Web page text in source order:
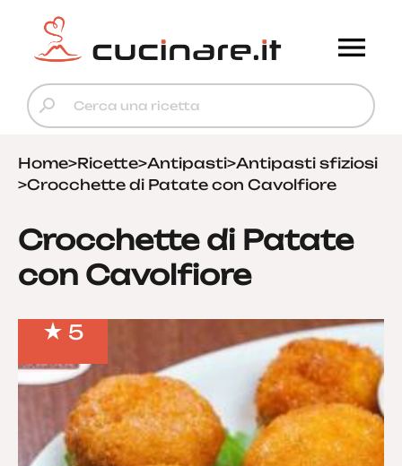
Home>Ricette>Antipasti>Antipasti sfiziosi
>Crocchette di Patate con Cavolfiore
Crocchette di Patate
con Cavolfiore
5